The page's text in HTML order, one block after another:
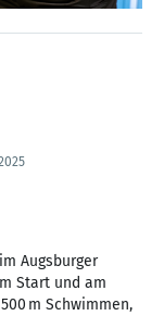
Augsburger
Start und am
m Schwimmen,